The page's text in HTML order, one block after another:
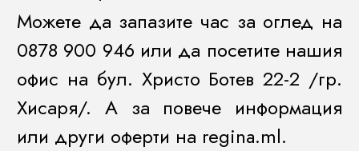
Можете да запазите час за оглед на
0878 900 946 или да посетите нашия
офис на бул. Христо Ботев 22-2 /гр.
Хисаря/. А за повече информация
или други оферти на regina.ml.